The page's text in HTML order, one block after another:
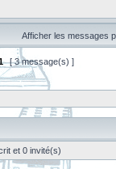
Afficher les messages
[ 3 message(s) ]
et 0 invité(s)